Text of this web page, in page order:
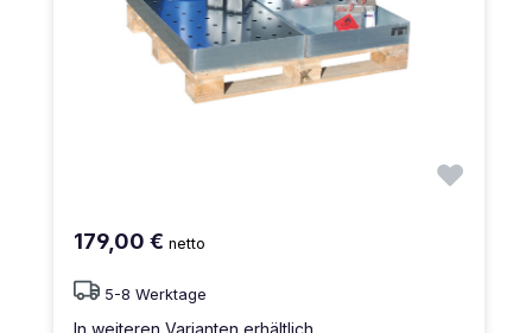
179,00 € netto
5-8 Werktage